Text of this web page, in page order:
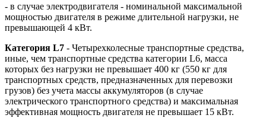
- в случае электродвигателя - номинальной максимальной
мощностью двигателя в режиме длительной нагрузки, не
превышающей 4 кВт.
Категория L7 - Четырехколесные транспортные средства,
иные, чем транспортные средства категории L6, масса
которых без нагрузки не превышает 400 кг (550 кг для
транспортных средств, предназначенных для перевозки
грузов) без учета массы аккумуляторов (в случае
электрического транспортного средства) и максимальная
эффективная мощность двигателя не превышает 15 кВт.